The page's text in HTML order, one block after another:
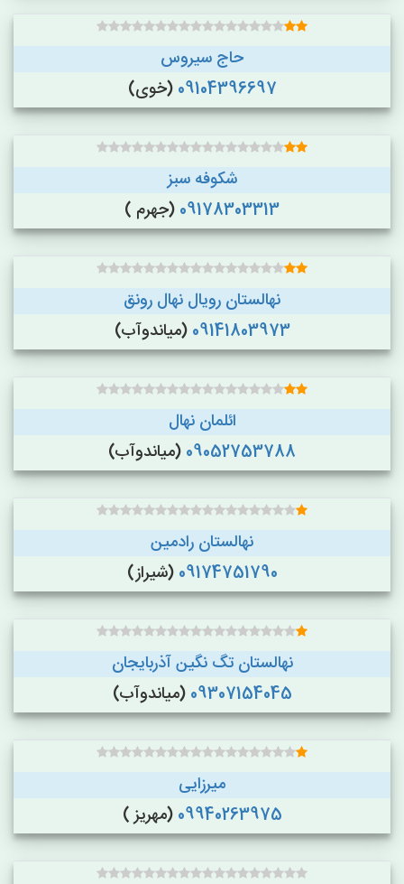
حاج سیروس
09104396697 (خوی)
شکوفه سبز
09178303313 (جهرم )
نهالستان رویال نهال رونق
09141803973 (میاندوآب)
ائلمان نهال
09052753788 (میاندوآب)
نهالستان رادمین
09174751790 (شیراز)
نهالستان تگ نگین آذربایجان
09307154045 (میاندوآب)
میرزایی
09940263975 (مهریز )